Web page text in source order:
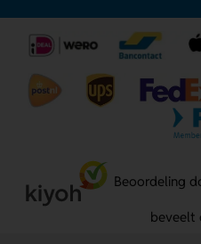
Beoordeling
beveelt